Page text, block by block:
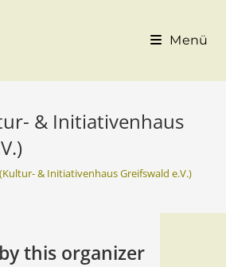
Menü
& Initiativenhaus
& Initiativenhaus Greifswald e.V.)
this organizer